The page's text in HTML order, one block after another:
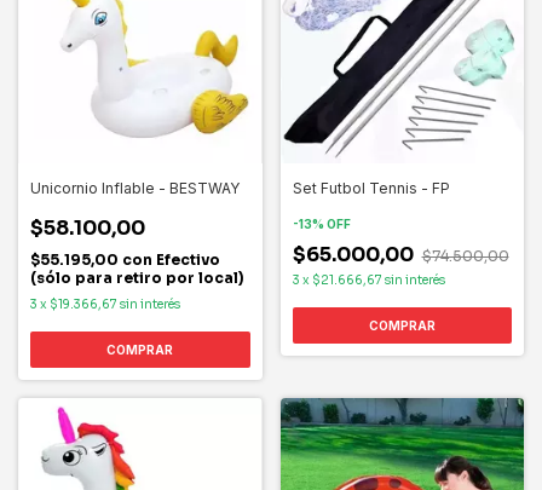
Unicornio Inflable - BESTWAY
$58.100,00
$55.195,00 con Efectivo
(sólo para retiro por local)
3 x $19.366,67 sin interés
Set Futbol Tennis - FP
-13% OFF
$65.000,00 $74.500,00
3 x $21.666,67 sin interés